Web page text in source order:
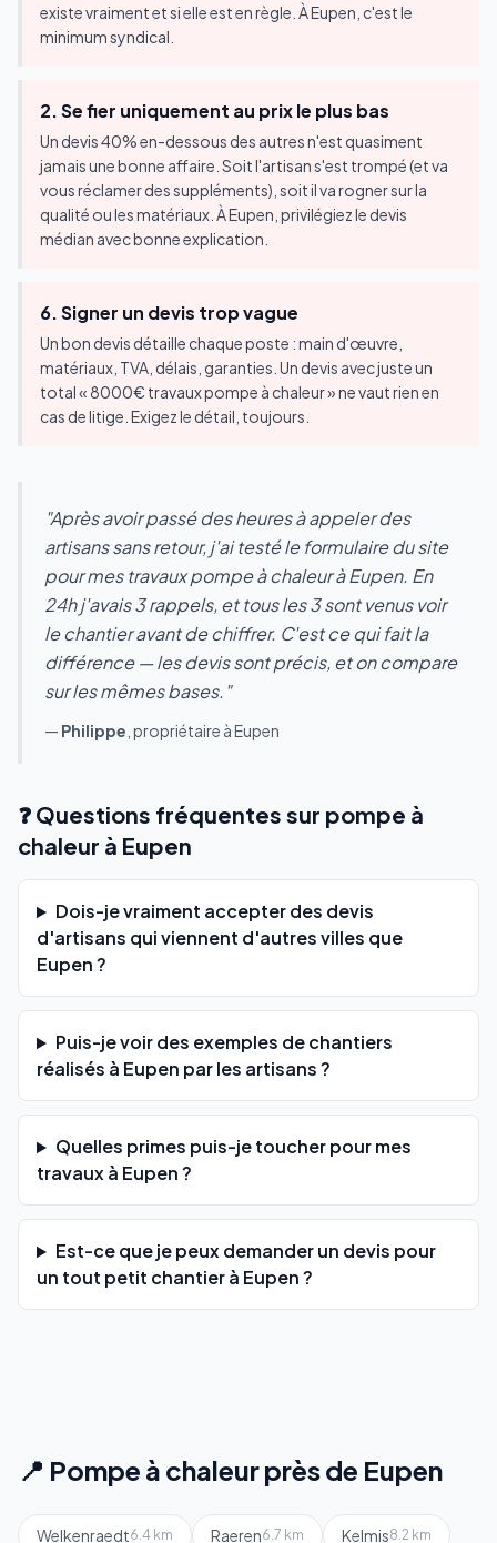
existe vraiment et si elle est en règle. À Eupen, c'est le
minimum syndical.
2. Se fier uniquement au prix le plus bas
Un devis 40% en-dessous des autres n'est quasiment
jamais une bonne affaire. Soit l'artisan s'est trompé (et va
vous réclamer des suppléments), soit il va rogner sur la
qualité ou les matériaux. À Eupen, privilégiez le devis
médian avec bonne explication.
6. Signer un devis trop vague
Un bon devis détaille chaque poste : main d'œuvre,
matériaux, TVA, délais, garanties. Un devis avec juste un
total « 8000€ travaux pompe à chaleur » ne vaut rien en
cas de litige. Exigez le détail, toujours.
"Après avoir passé des heures à appeler des
artisans sans retour, j'ai testé le formulaire du site
pour mes travaux pompe à chaleur à Eupen. En
24h j'avais 3 rappels, et tous les 3 sont venus voir
le chantier avant de chiffrer. C'est ce qui fait la
différence — les devis sont précis, et on compare
sur les mêmes bases."
— Philippe , propriétaire à Eupen
❓ Questions fréquentes sur pompe à
chaleur à Eupen
Dois-je vraiment accepter des devis
d'artisans qui viennent d'autres villes que
Eupen ?
Puis-je voir des exemples de chantiers
réalisés à Eupen par les artisans ?
Quelles primes puis-je toucher pour mes
travaux à Eupen ?
Est-ce que je peux demander un devis pour
un tout petit chantier à Eupen ?
📍 Pompe à chaleur près de Eupen
Welkenraedt6.4 km Raeren6.7 km Kelmis8.2 km